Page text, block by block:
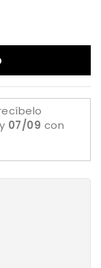
y 07/09 con